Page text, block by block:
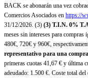
BACK se abonarán una vez
Comercios Asociados en https://
31/12/2026. (3) (3) T.I.N. 0%
meses sin intereses para
480€, 720€ y 960€,
representativo para una
primeras cuotas 41,67 € y última
adeudado: 1.500 €. Coste total